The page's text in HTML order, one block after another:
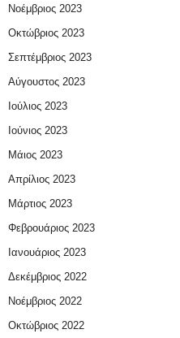
Νοέμβριος 2023
Οκτώβριος 2023
Σεπτέμβριος 2023
Αύγουστος 2023
Ιούλιος 2023
Ιούνιος 2023
Μάιος 2023
Απρίλιος 2023
Μάρτιος 2023
Φεβρουάριος 2023
Ιανουάριος 2023
Δεκέμβριος 2022
Νοέμβριος 2022
Οκτώβριος 2022